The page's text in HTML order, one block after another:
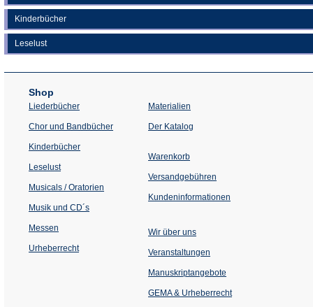
Kinderbücher
Leselust
Shop
Liederbücher
Chor und Bandbücher
Kinderbücher
Leselust
Musicals / Oratorien
Musik und CD´s
Messen
Urheberrecht
Materialien
Der Katalog
Warenkorb
Versandgebühren
Kundeninformationen
Wir über uns
Veranstaltungen
einem
Tab)
Manuskriptangebote
GEMA & Urheberrecht